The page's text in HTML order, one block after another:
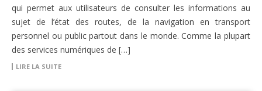
qui permet aux utilisateurs de consulter les informations au
sujet de l’état des routes, de la navigation en transport
personnel ou public partout dans le monde. Comme la plupart
des services numériques de […]
LIRE LA SUITE